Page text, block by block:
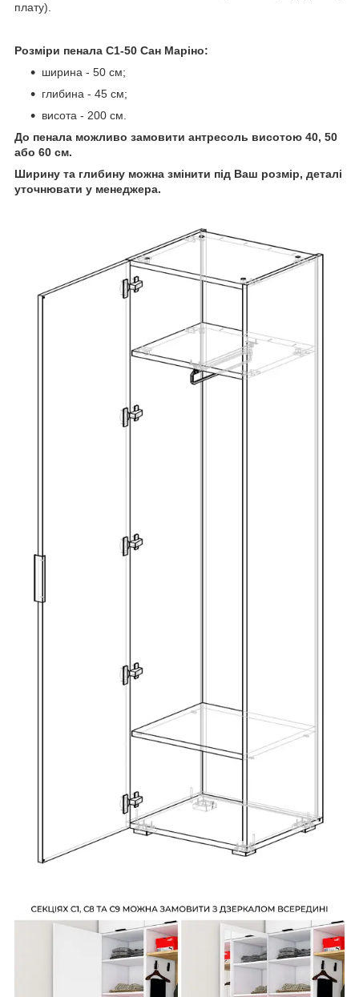
плату).
Розміри пенала C1-50 Сан Маріно:
ширина - 50 см;
глибина - 45 см;
висота - 200 см.
До пенала можливо замовити антресоль висотою 40, 50
або 60 см.
Ширину та глибину можна змінити під Ваш розмір, деталі
уточнювати у менеджера.